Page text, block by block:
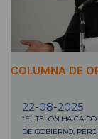
COLUMNA DE
22-08-2025
“EL TELÓN HA
DE GOBIERNO,